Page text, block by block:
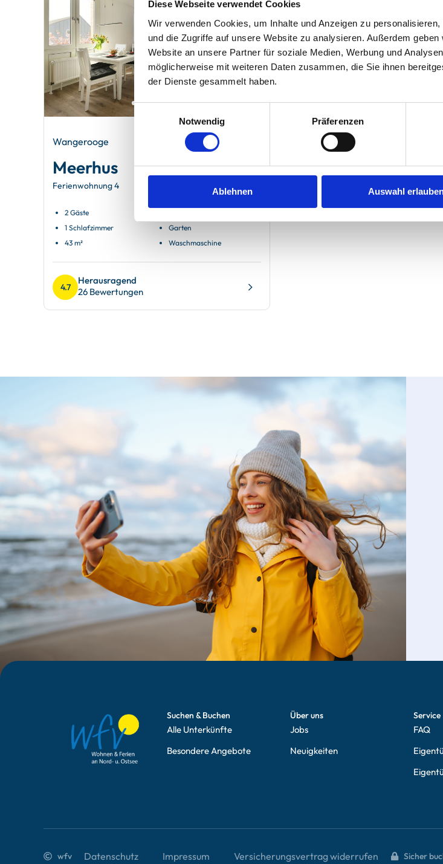
Diese Webseite verwendet Cookies
Wir verwenden Cookies, um Inhalte und Anzeigen zu
und die Zugriffe auf unsere Website zu analysieren. Außerdem
Website an unsere Partner für soziale Medien, Werbung und
möglicherweise mit weiteren Daten zusammen, die Sie ihnen
der Dienste gesammelt haben.
Einwilligungsauswahl
Notwendig
Präferenzen
Ablehnen Auswahl
Wangerooge
Meerhus
Ferienwohnung 4
2 Gäste
1 Schlafzimmer
43 m²
Garten
Waschmaschine
4.7
Herausragend
26 Bewertungen
Suchen & Buchen
Alle Unterkünfte
Besondere Angebote
Über uns
Jobs
Neuigkeiten
Service
FAQ
wfv Datenschutz Impressum Versicherungsvertrag widerrufen Sicher